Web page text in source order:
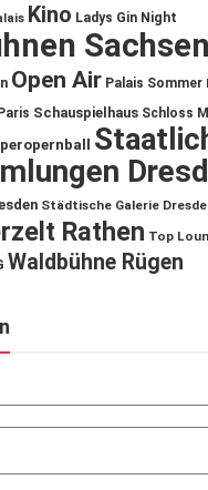
Kino Ladys Gin Night
Sachsen
Open Air Palais Sommer
Schauspielhaus Schloss
Städtische Galerie
Rathen Top
Waldbühne Rügen